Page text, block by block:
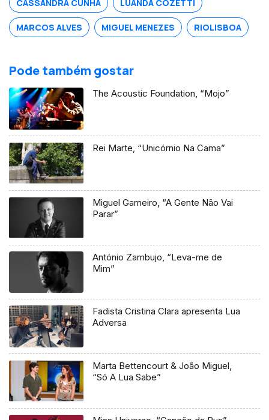
CASSANDRA CUNHA LUANDA COZETTI
MARCOS ALVES MIGUEL MENEZES RIOLISBOA
Pode também gostar
The Acoustic Foundation, “Mojo”
Rei Marte, “Unicórnio Na Cama”
Miguel Gameiro, “A Gente Não Vai
Parar”
António Zambujo, “Leva-me de
Mim”
Fadista Cristina Clara apresenta Lua
Adversa
Marta Bettencourt & João Miguel,
“Só A Lua Sabe”